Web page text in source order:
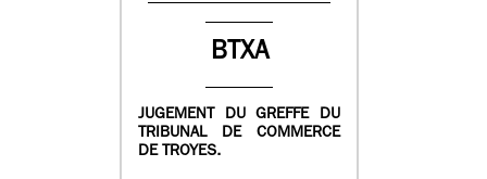
BTXA
JUGEMENT DU GREFFE DU
TRIBUNAL DE COMMERCE
DE TROYES.